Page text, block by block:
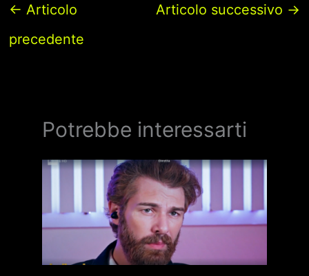
← Articolo
precedente
Articolo successivo →
Potrebbe interessarti